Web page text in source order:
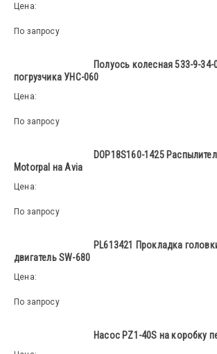
Цена:
По запросу
Полуось колесная 533-9-34-
погрузчика УНС-060
Цена:
По запросу
DOP18S160-1425
Motorpal на Avia
Цена:
По запросу
PL613421 Прокладка
двигатель SW-680
Цена:
По запросу
Насос PZ1-40S на коробку